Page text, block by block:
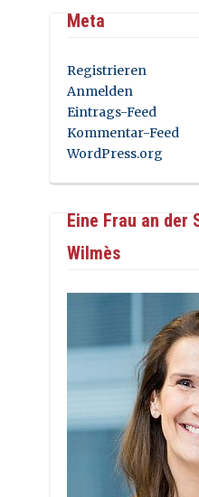
Meta
Registrieren
Anmelden
Eintrags-Feed
Kommentar-Feed
WordPress.org
Eine Frau an der
Wilmès